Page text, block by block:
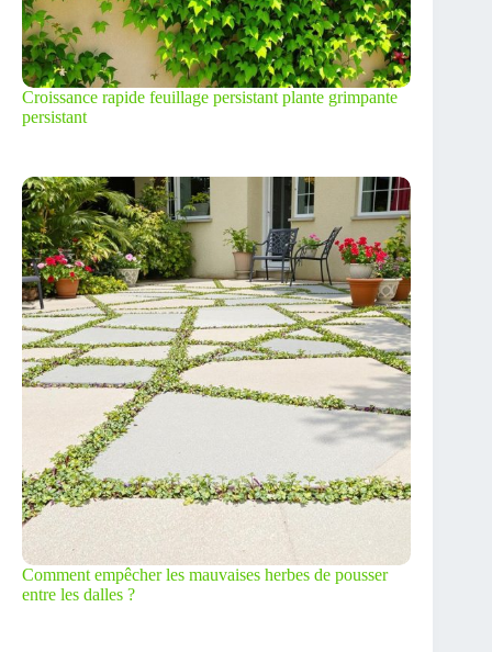
Croissance rapide feuillage persistant plante grimpante
persistant
Comment empêcher les mauvaises herbes de pousser
entre les dalles ?